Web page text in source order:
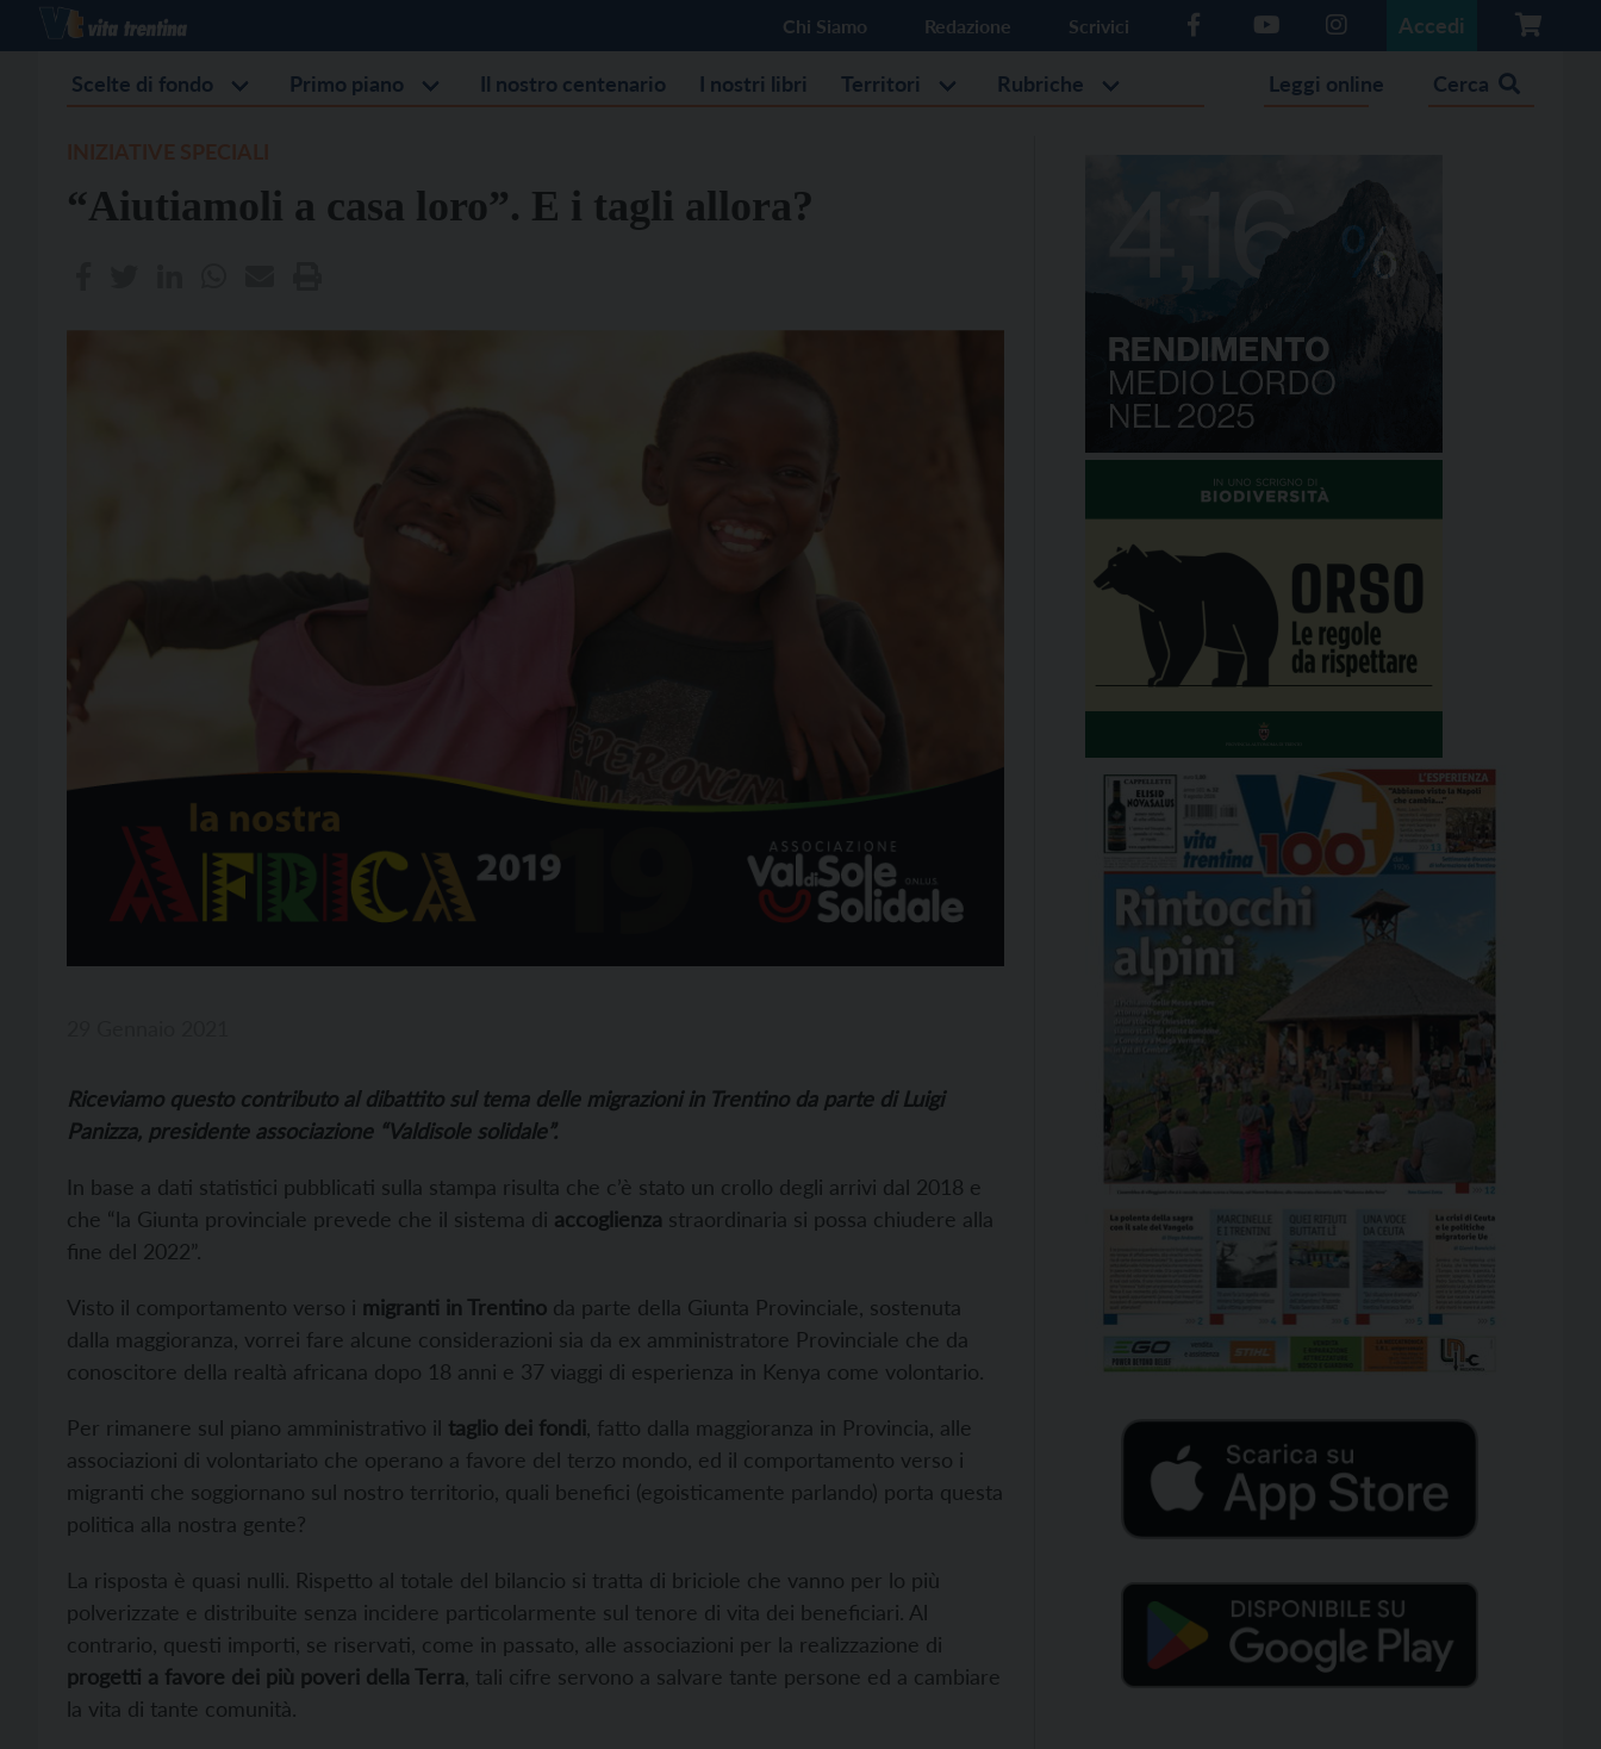
Chi Siamo Redazione Scrivici Accedi
Scelte di fondo Primo piano Il nostro centenario I nostri libri Territori Rubriche Leggi online Cerca
“Aiutiamoli a casa loro”. E i tagli allora?
Riceviamo questo contributo al dibattito sul tema delle migrazioni in Trentino da parte di Luigi
Panizza, presidente associazione “Valdisole solidale”.
In base a dati statistici pubblicati sulla stampa risulta che c’è stato un crollo degli arrivi dal 2018 e
che “la Giunta provinciale prevede che il sistema di accoglienza straordinaria si possa chiudere alla
fine del 2022”.
Visto il comportamento verso i migranti in Trentino da parte della Giunta Provinciale, sostenuta
dalla maggioranza, vorrei fare alcune considerazioni sia da ex amministratore Provinciale che da
conoscitore della realtà africana dopo 18 anni e 37 viaggi di esperienza in Kenya come volontario.
Per rimanere sul piano amministrativo il taglio dei fondi , fatto dalla maggioranza in Provincia, alle
associazioni di volontariato che operano a favore del terzo mondo, ed il comportamento verso i
migranti che soggiornano sul nostro territorio, quali benefici (egoisticamente parlando) porta questa
politica alla nostra gente?
La risposta è quasi nulli. Rispetto al totale del bilancio si tratta di briciole che vanno per lo più
polverizzate e distribuite senza incidere particolarmente sul tenore di vita dei beneficiari. Al
contrario, questi importi, se riservati, come in passato, alle associazioni per la realizzazione di
progetti a favore dei più poveri della Terra , tali cifre servono a salvare tante persone ed a cambiare
la vita di tante comunità.